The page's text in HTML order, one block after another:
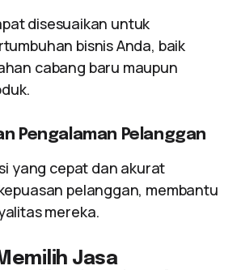
disesuaikan untuk
bisnis Anda, baik
cabang baru maupun
Pengalaman Pelanggan
yang cepat dan akurat
pelanggan, membantu
mereka.
Jasa